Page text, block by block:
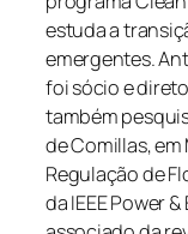
estuda a
emergentes.
foi sócio e
também
de Comillas,
Regulação de
da IEEE Power